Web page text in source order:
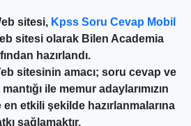
sitesi, Kpss Soru Cevap Mobil
sitesi olarak Bilen Academia
hazırlandı.
sitesinin amacı; soru cevap ve
ile memur adaylarımızın
etkili şekilde hazırlanmalarına
sağlamaktır.